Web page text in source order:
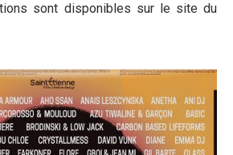
sont disponibles sur le site du